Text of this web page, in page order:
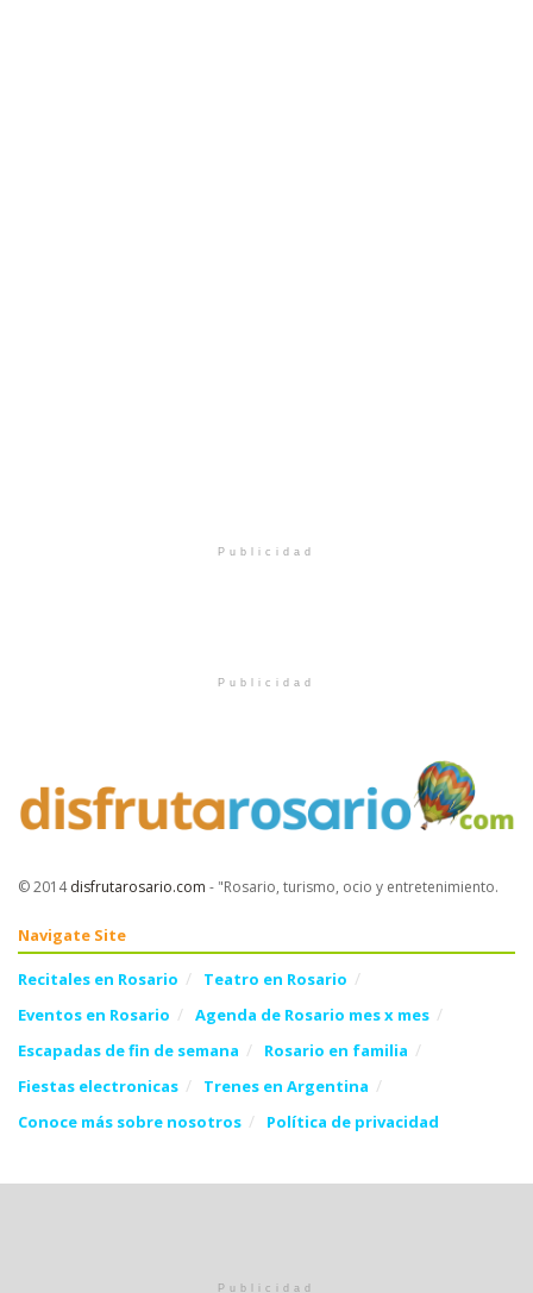
Publicidad
Publicidad
© 2014disfrutarosario.com - "Rosario, turismo, ocio y entretenimiento.
Navigate Site
Recitales en Rosario
Teatro en Rosario
Eventos en Rosario
Agenda de Rosario mes x mes
Escapadas de fin de semana
Rosario en familia
Fiestas electronicas
Trenes en Argentina
Conoce más sobre nosotros
Política de privacidad
Publicidad